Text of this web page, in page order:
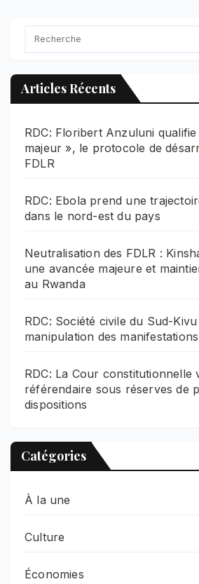
Articles Récents
RDC: Floribert Anzuluni qualifie
majeur », le protocole de
FDLR
RDC: Ebola prend une
dans le nord-est du pays
Neutralisation des FDLR :
une avancée majeure et
au Rwanda
RDC: Société civile du Sud-
manipulation des
RDC: La Cour constitutionnelle
référendaire sous réserves de
dispositions
Catégories
À la une
Culture
Économies